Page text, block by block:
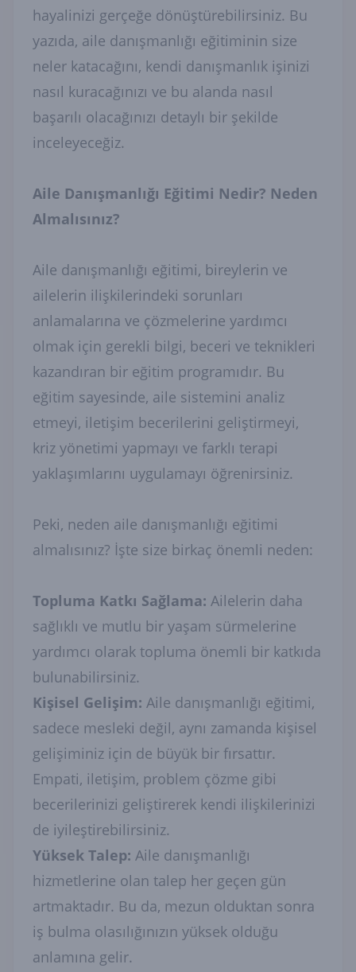
hayalinizi gerçeğe dönüştürebilirsiniz. Bu
yazıda, aile danışmanlığı eğitiminin size
neler katacağını, kendi danışmanlık işinizi
nasıl kuracağınızı ve bu alanda nasıl
başarılı olacağınızı detaylı bir şekilde
inceleyeceğiz.
Aile Danışmanlığı Eğitimi Nedir? Neden
Almalısınız?
Aile danışmanlığı eğitimi, bireylerin ve
ailelerin ilişkilerindeki sorunları
anlamalarına ve çözmelerine yardımcı
olmak için gerekli bilgi, beceri ve teknikleri
kazandıran bir eğitim programıdır. Bu
eğitim sayesinde, aile sistemini analiz
etmeyi, iletişim becerilerini geliştirmeyi,
kriz yönetimi yapmayı ve farklı terapi
yaklaşımlarını uygulamayı öğrenirsiniz.
Peki, neden aile danışmanlığı eğitimi
almalısınız? İşte size birkaç önemli neden:
Topluma Katkı Sağlama: Ailelerin daha
sağlıklı ve mutlu bir yaşam sürmelerine
yardımcı olarak topluma önemli bir katkıda
bulunabilirsiniz.
Kişisel Gelişim: Aile danışmanlığı eğitimi,
sadece mesleki değil, aynı zamanda kişisel
gelişiminiz için de büyük bir fırsattır.
Empati, iletişim, problem çözme gibi
becerilerinizi geliştirerek kendi ilişkilerinizi
de iyileştirebilirsiniz.
Yüksek Talep: Aile danışmanlığı
hizmetlerine olan talep her geçen gün
artmaktadır. Bu da, mezun olduktan sonra
iş bulma olasılığınızın yüksek olduğu
anlamına gelir.